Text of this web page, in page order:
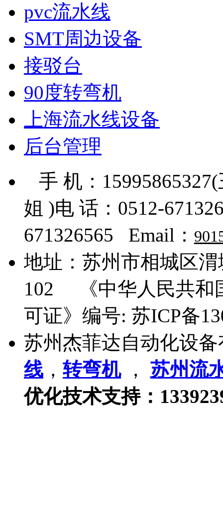
pvc流水线
SMT周边设备
接驳台
90度转弯机
上海流水线设备
后台管理
手 机：
姐 )电 话：0512-
671326565 Email：
地址： 苏州市相城区
102
《中华人民共和
可证》编号: 苏ICP备
苏州杰菲达自动化设
线 ， 转弯机， 苏州流
优化技术支持：